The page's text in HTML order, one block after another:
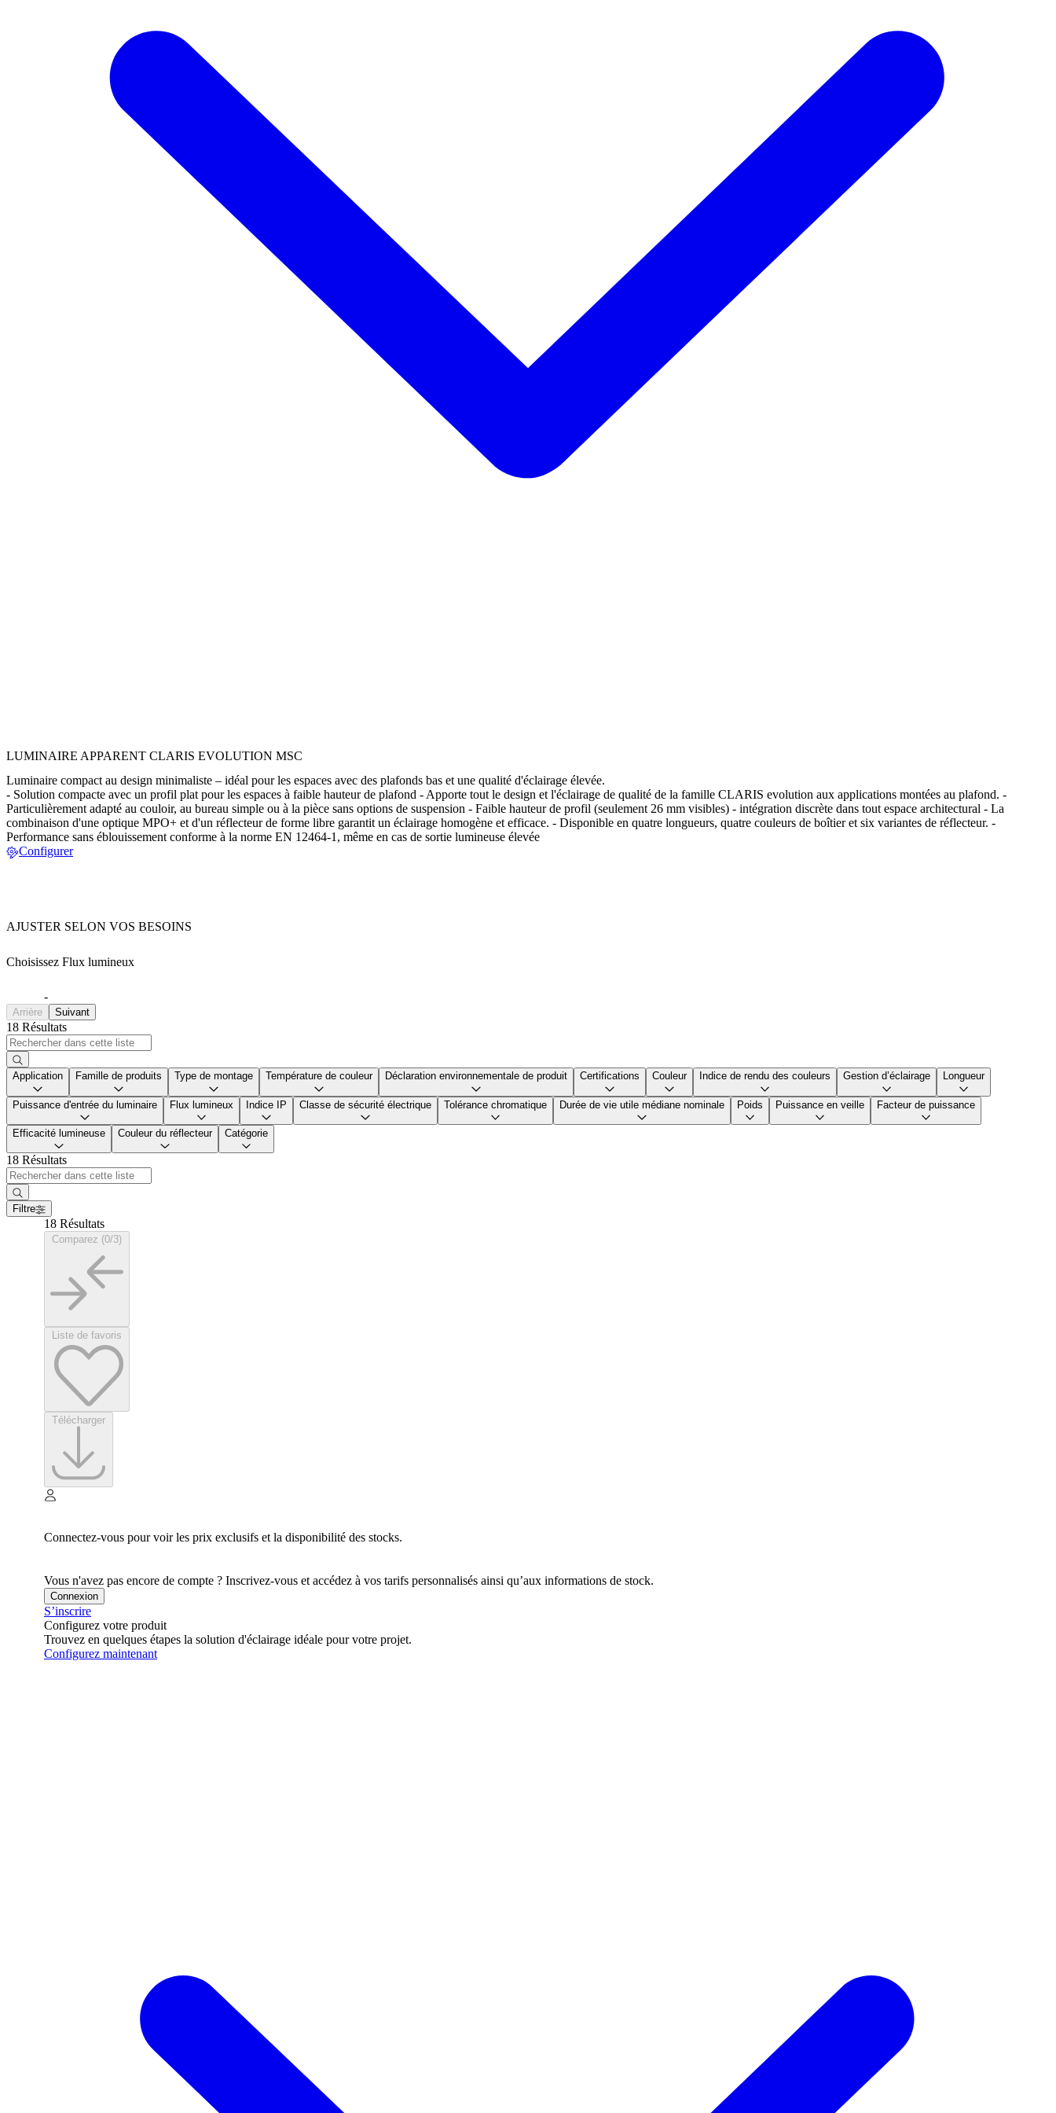
LUMINAIRE APPARENT CLARIS EVOLUTION MSC
Luminaire compact au design minimaliste – idéal pour les espaces avec des plafonds bas et une qualité d'éclairage élevée.
- Solution compacte avec un profil plat pour les espaces à faible hauteur de plafond - Apporte tout le design et l'éclairage de qualité de la famille CLARIS evolution aux applications montées au plafond. -
Particulièrement adapté au couloir, au bureau simple ou à la pièce sans options de suspension - Faible hauteur de profil (seulement 26 mm visibles) - intégration discrète dans tout espace architectural - La
combinaison d'une optique MPO+ et d'un réflecteur de forme libre garantit un éclairage homogène et efficace. - Disponible en quatre longueurs, quatre couleurs de boîtier et six variantes de réflecteur. -
Performance sans éblouissement conforme à la norme EN 12464-1, même en cas de sortie lumineuse élevée
Configurer
AJUSTER SELON VOS BESOINS
Choisissez Flux lumineux
-
Arrière Suivant
18 Résultats
Application Famille de produits Type de montage Température de couleur Déclaration environnementale de produit Certifications Couleur Indice de rendu des couleurs Gestion d’éclairage Longueur
Puissance d'entrée du luminaire Flux lumineux Indice IP Classe de sécurité électrique Tolérance chromatique Durée de vie utile médiane nominale Poids Puissance en veille Facteur de puissance
Efficacité lumineuse Couleur du réflecteur Catégorie
18 Résultats
Filtre
18 Résultats
Connectez-vous pour voir les prix exclusifs et la disponibilité des stocks.
Vous n'avez pas encore de compte ? Inscrivez-vous et accédez à vos tarifs personnalisés ainsi qu’aux informations de stock.
Connexion
S’inscrire
Configurez votre produit
Trouvez en quelques étapes la solution d'éclairage idéale pour votre projet.
Configurez maintenant